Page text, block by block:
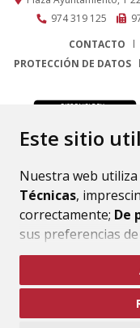
Este sitio
Nuestra web
Técnicas,
correctamente; De
sus preferencias
mejorar el
Si acepta
consideramos que
974 319 125
CONTACTO
PROTECCIÓN DE DATOS